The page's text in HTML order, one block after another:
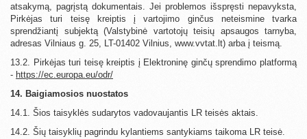
atsakymą, pagrįstą dokumentais. Jei problemos išspręsti nepavyksta,
Pirkėjas turi teisę kreiptis į vartojimo ginčus neteismine tvarka
sprendžiantį subjektą (Valstybinė vartotojų teisių apsaugos tarnyba,
adresas Vilniaus g. 25, LT-01402 Vilnius, www.vvtat.lt) arba į teismą.
13.2. Pirkėjas turi teisę kreiptis į Elektroninę ginčų sprendimo platformą
- https://ec.europa.eu/odr/
14. Baigiamosios nuostatos
14.1. Šios taisyklės sudarytos vadovaujantis LR teisės aktais.
14.2. Šių taisyklių pagrindu kylantiems santykiams taikoma LR teisė.